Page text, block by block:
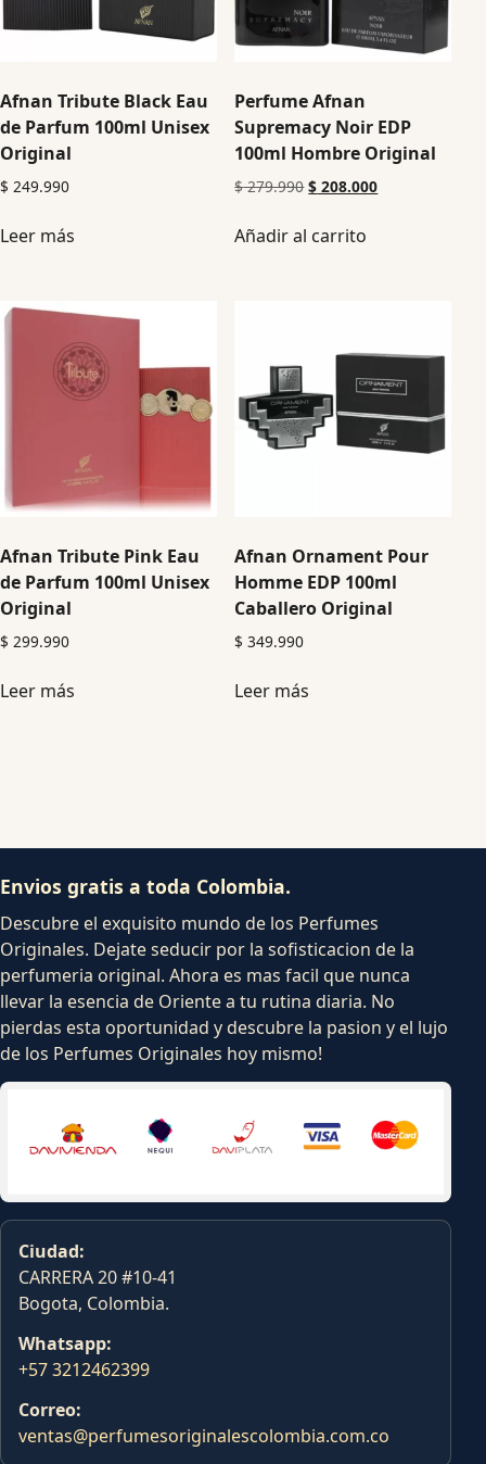
Afnan Tribute Black Eau
de Parfum 100ml Unisex
Original
$ 249.990
Leer más
Perfume Afnan
Supremacy Noir EDP
100ml Hombre Original
$279.990 $ 208.000
Añadir al carrito
Afnan Tribute Pink Eau
de Parfum 100ml Unisex
Original
$ 299.990
Leer más
Afnan Ornament Pour
Homme EDP 100ml
Caballero Original
$ 349.990
Leer más
Envios gratis a toda Colombia.
Descubre el exquisito mundo de los Perfumes
Originales. Dejate seducir por la sofisticacion de la
perfumeria original. Ahora es mas facil que nunca
llevar la esencia de Oriente a tu rutina diaria. No
pierdas esta oportunidad y descubre la pasion y el lujo
de los Perfumes Originales hoy mismo!
Ciudad:
CARRERA 20 #10-41
Bogota, Colombia.
Whatsapp:
+57 3212462399
Correo:
ventas@perfumesoriginalescolombia.com.co